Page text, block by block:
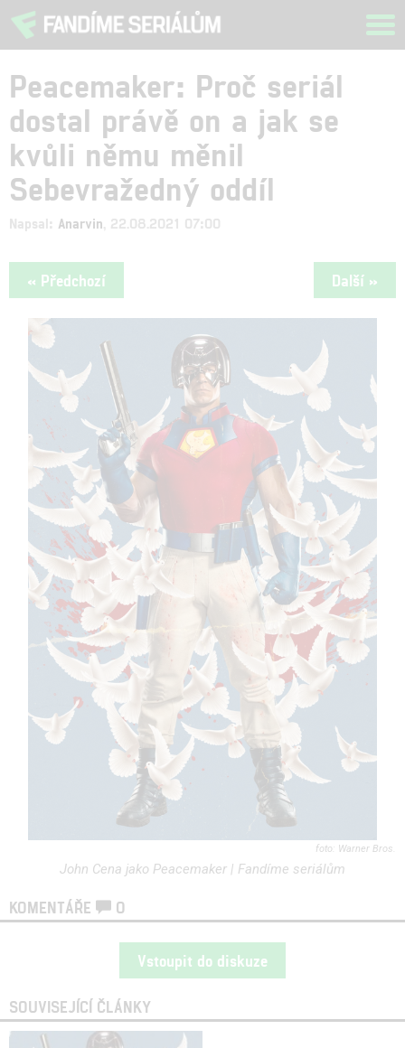
Peacemaker: Proč seriál
dostal právě on a jak se
kvůli němu měnil
Sebevražedný oddíl
Napsal: Anarvin , 22.08.2021 07:00
« Předchozí Další »
Warner Bros.
John Cena jako Peacemaker | Fandíme seriálům
KOMENTÁŘE 0
Vstoupit do diskuze
SOUVISEJÍCÍ ČLÁNKY